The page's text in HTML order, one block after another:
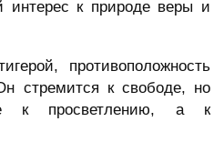
интерес к природе веры и
противоположность
стремится к свободе, но
к просветлению, а к